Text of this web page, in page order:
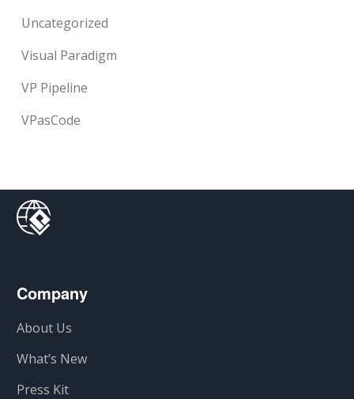
Uncategorized
Visual Paradigm
VP Pipeline
VPasCode
Company
About Us
What’s New
Press Kit